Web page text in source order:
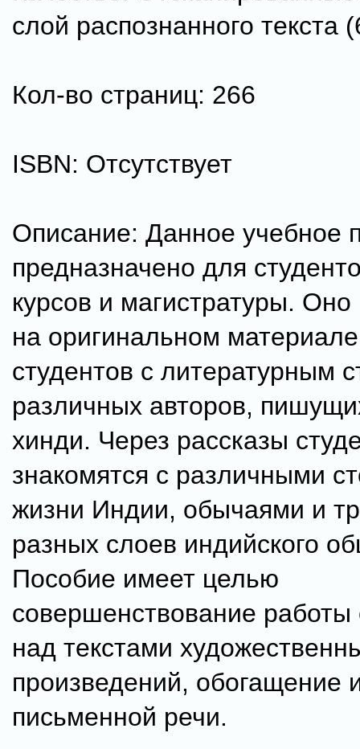
слой распознанного текста
Кол-во страниц: 266
ISBN: Отсутствует
Описание: Данное учебное
предназначено для
курсов и магистратуры. Оно
на оригинальном
студентов с литературным
различных авторов,
хинди. Через рассказы
знакомятся с различными
жизни Индии, обычаями и
разных слоев индийского
Пособие имеет целью
совершенствование работы
над текстами
произведений, обогащение
письменной речи.